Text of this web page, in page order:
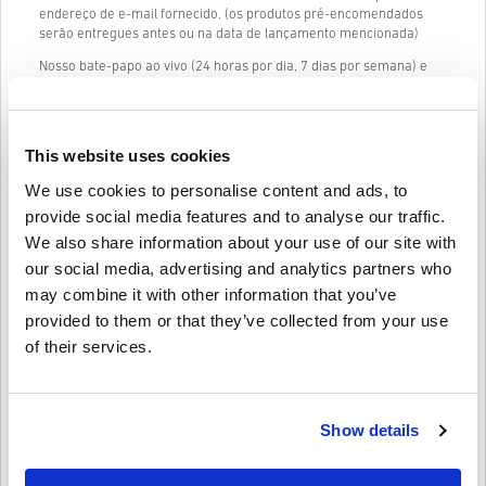
This website uses cookies
We use cookies to personalise content and ads, to
provide social media features and to analyse our traffic.
We also share information about your use of our site with
our social media, advertising and analytics partners who
may combine it with other information that you’ve
provided to them or that they’ve collected from your use
of their services.
Show details
endereço de e-mail fornecido. (os produtos pré-encomendados
serão entregues antes ou na data de lançamento mencionada)
Nosso bate-papo ao vivo (24 horas por dia, 7 dias por semana) e
Nosso sistema de compra em 3 etapas fácil de seguir não contém
apenas um endereço de e-mail e um método de pagamento válido,
tornando o processo de compra de AMAZON GIFT CARD 10 EUR DE
de livecards.net rápido e fácil.
Como funciona na Livecards.net
Isenção de responsabilidade
data de lançamento mencionada, enquanto os itens em
das verificações de segurança.